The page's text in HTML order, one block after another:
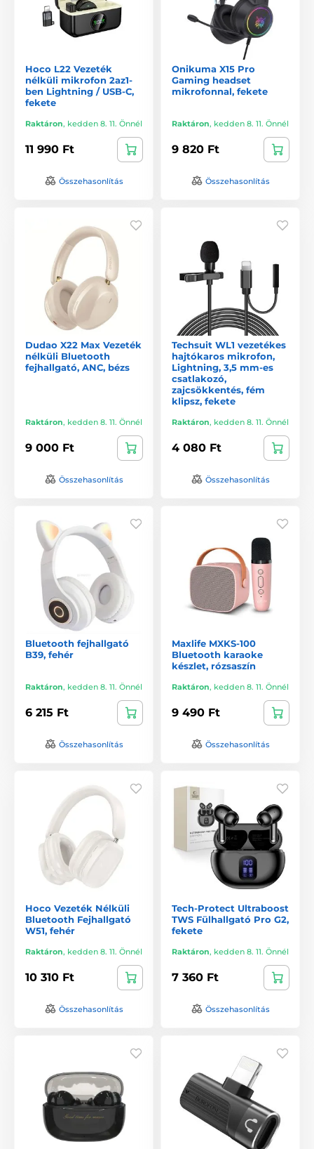
Hoco L22 Vezeték
nélküli mikrofon 2az1-
ben Lightning / USB-C,
fekete
Raktáron, kedden 8. 11. Önnél
11 990 Ft
Összehasonlítás
Onikuma X15 Pro
Gaming headset
mikrofonnal, fekete
Raktáron, kedden 8. 11. Önnél
9 820 Ft
Összehasonlítás
Dudao X22 Max Vezeték
nélküli Bluetooth
fejhallgató, ANC, bézs
Raktáron, kedden 8. 11. Önnél
9 000 Ft
Összehasonlítás
Techsuit WL1 vezetékes
hajtókaros mikrofon,
Lightning, 3,5 mm-es
csatlakozó,
zajcsökkentés, fém
klipsz, fekete
Raktáron, kedden 8. 11. Önnél
4 080 Ft
Összehasonlítás
Bluetooth fejhallgató
B39, fehér
Raktáron, kedden 8. 11. Önnél
6 215 Ft
Összehasonlítás
Maxlife MXKS-100
Bluetooth karaoke
készlet, rózsaszín
Raktáron, kedden 8. 11. Önnél
9 490 Ft
Összehasonlítás
Hoco Vezeték Nélküli
Bluetooth Fejhallgató
W51, fehér
Raktáron, kedden 8. 11. Önnél
10 310 Ft
Összehasonlítás
Tech-Protect Ultraboost
TWS Fülhallgató Pro G2,
fekete
Raktáron, kedden 8. 11. Önnél
7 360 Ft
Összehasonlítás